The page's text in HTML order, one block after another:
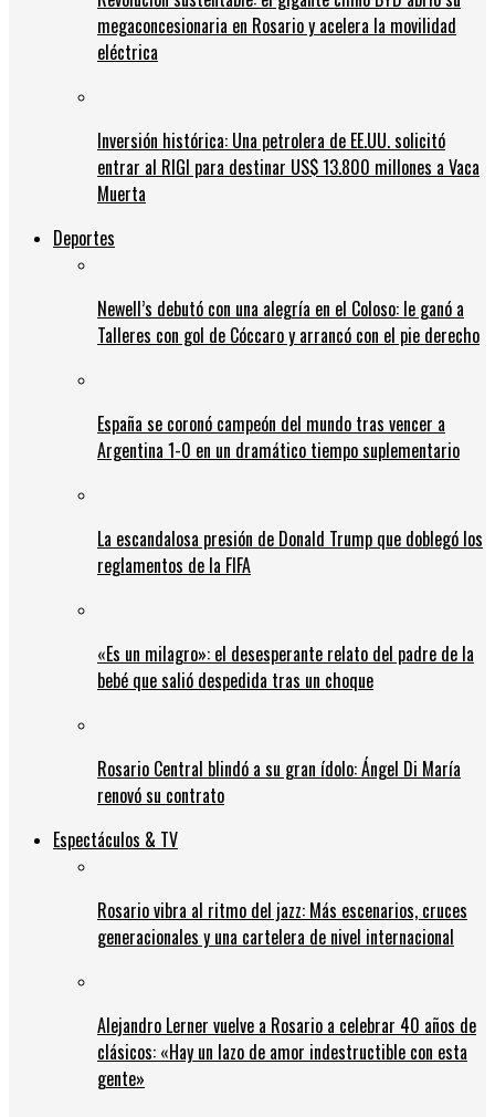
megaconcesionaria en Rosario y acelera la movilidad
eléctrica
Inversión histórica: Una petrolera de EE.UU. solicitó
entrar al RIGI para destinar US$ 13.800 millones a Vaca
Muerta
Deportes
Newell’s debutó con una alegría en el Coloso: le ganó a
Talleres con gol de Cóccaro y arrancó con el pie derecho
España se coronó campeón del mundo tras vencer a
Argentina 1-0 en un dramático tiempo suplementario
La escandalosa presión de Donald Trump que doblegó los
reglamentos de la FIFA
«Es un milagro»: el desesperante relato del padre de la
bebé que salió despedida tras un choque
Rosario Central blindó a su gran ídolo: Ángel Di María
renovó su contrato
Espectáculos & TV
Rosario vibra al ritmo del jazz: Más escenarios, cruces
generacionales y una cartelera de nivel internacional
Alejandro Lerner vuelve a Rosario a celebrar 40 años de
clásicos: «Hay un lazo de amor indestructible con esta
gente»